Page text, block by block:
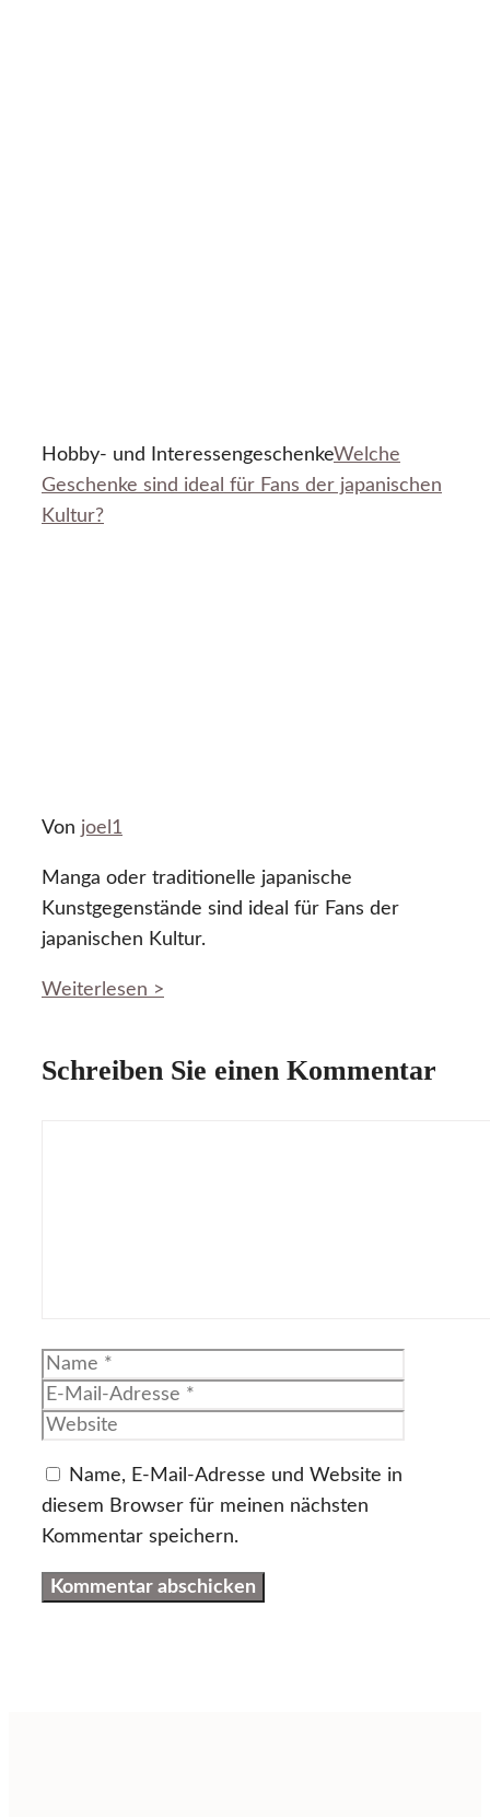
Hobby- und InteressengeschenkeWelche
Geschenke sind ideal für Fans der japanischen
Kultur?
Von joel1
Manga oder traditionelle japanische
Kunstgegenstände sind ideal für Fans der
japanischen Kultur.
Weiterlesen >
Schreiben Sie einen Kommentar
Name
Name, E-Mail-Adresse und Website in
diesem Browser für meinen nächsten
Kommentar speichern.